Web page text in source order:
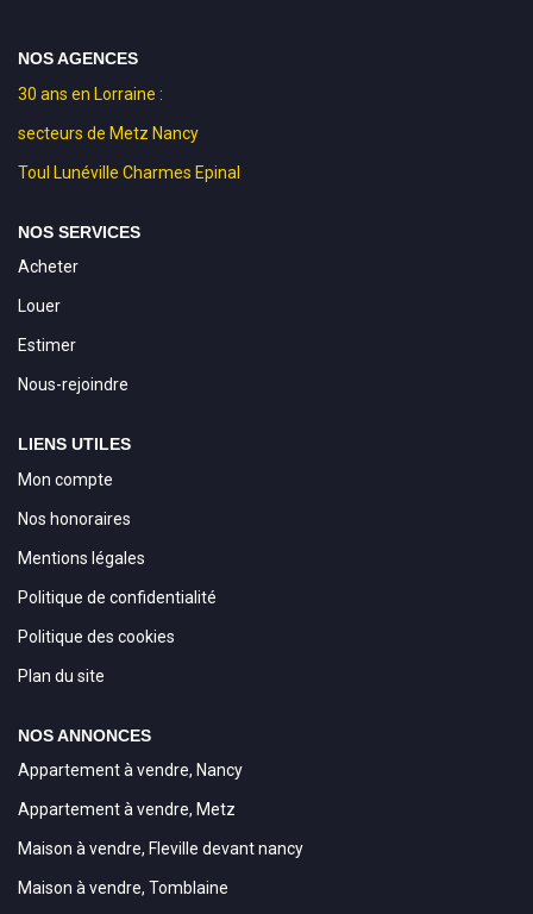
NOS AGENCES
30 ans en Lorraine :
secteurs de Metz Nancy
Toul Lunéville Charmes Epinal
NOS SERVICES
Acheter
Louer
Estimer
Nous-rejoindre
LIENS UTILES
Mon compte
Nos honoraires
Mentions légales
Politique de confidentialité
Politique des cookies
Plan du site
NOS ANNONCES
Appartement à vendre, Nancy
Appartement à vendre, Metz
Maison à vendre, Fleville devant nancy
Maison à vendre, Tomblaine